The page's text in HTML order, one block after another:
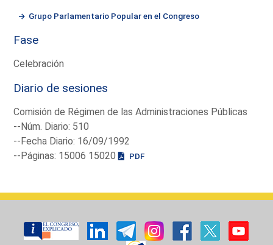
Grupo Parlamentario Popular en el Congreso
Fase
Celebración
Diario de sesiones
Comisión de Régimen de las Administraciones Públicas
--Núm. Diario: 510
--Fecha Diario: 16/09/1992
--Páginas: 15006 15020
PDF